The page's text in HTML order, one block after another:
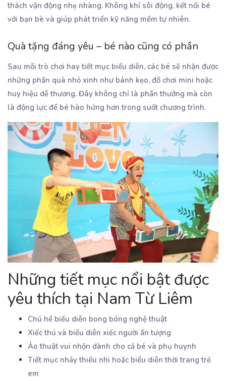
thách vận động nhẹ nhàng. Không khí sôi động, kết nối bé
với bạn bè và giúp phát triển kỹ năng mềm tự nhiên.
Quà tặng đáng yêu – bé nào cũng có phần
Sau mỗi trò chơi hay tiết mục biểu diễn, các bé sẽ nhận được
những phần quà nhỏ xinh như bánh kẹo, đồ chơi mini hoặc
huy hiệu dễ thương. Đây không chỉ là phần thưởng mà còn
là động lực để bé hào hứng hơn trong suốt chương trình.
Những tiết mục nổi bật được
yêu thích tại Nam Từ Liêm
Chú hề biểu diễn bong bóng nghệ thuật
Xiếc thú và biểu diễn xiếc người ấn tượng
Ảo thuật vui nhộn dành cho cả bé và phụ huynh
Tiết mục nhảy thiếu nhi hoặc biểu diễn thời trang trẻ
em